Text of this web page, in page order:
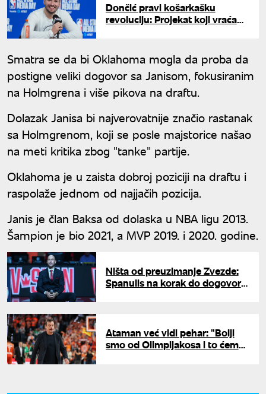
Dončić pravi košarkašku
revoluciju: Projekat koji vraća
Smatra se da bi Oklahoma mogla da proba da
postigne veliki dogovor sa Janisom, fokusiranim
na Holmgrena i više pikova na draftu.
Dolazak Janisa bi najverovatnije značio rastanak
sa Holmgrenom, koji se posle majstorice našao
na meti kritika zbog "tanke" partije.
Oklahoma je u zaista dobroj poziciji na draftu i
raspolaže jednom od najjačih pozicija.
Janis je član Baksa od dolaska u NBA ligu 2013.
Šampion je bio 2021, a MVP 2019. i 2020. godine.
Ništa od preuzimanje Zvezde:
Spanulis na korak do dogovora
Ataman već vidi pehar: "Bolji
smo od Olimpijakosa i to ćemo